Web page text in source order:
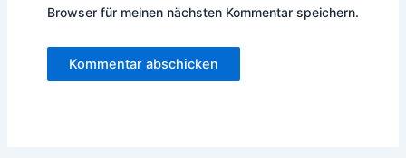
Browser für meinen nächsten Kommentar speichern.